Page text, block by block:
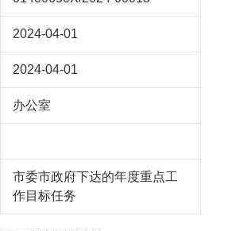
2024-04-01
2024-04-01
办公室
市委市政府下达的年度重点工
作目标任务